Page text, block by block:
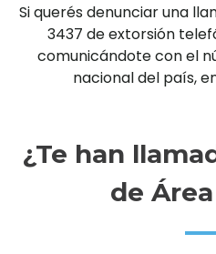
Si querés denunciar una
3437 de extorsión
comunicándote con el
nacional del país,
¿Te han
de